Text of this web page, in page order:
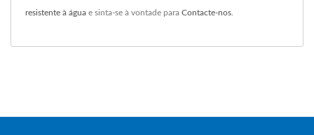
resistente à água e sinta-se à vontade para Contacte-nos